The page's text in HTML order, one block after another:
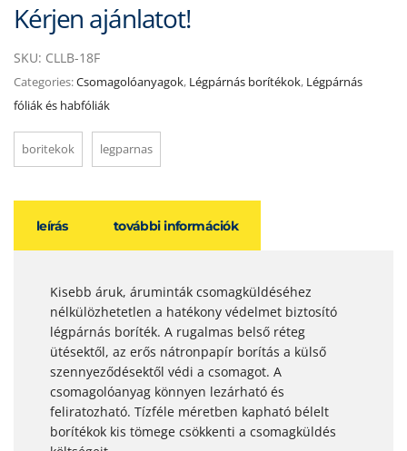
Kérjen ajánlatot!
SKU: CLLB-18F
Categories:Csomagolóanyagok, Légpárnás borítékok, Légpárnás
fóliák és habfóliák
boritekok legparnas
leírás további információk
Kisebb áruk, áruminták csomagküldéséhez
nélkülözhetetlen a hatékony védelmet biztosító
légpárnás boríték. A rugalmas belső réteg
ütésektől, az erős nátronpapír borítás a külső
szennyeződésektől védi a csomagot. A
csomagolóanyag könnyen lezárható és
feliratozható. Tízféle méretben kapható bélelt
borítékok kis tömege csökkenti a csomagküldés